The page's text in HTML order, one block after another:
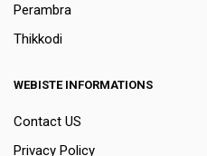
Perambra
Thikkodi
WEBISTE INFORMATIONS
Contact US
Privacy Policy